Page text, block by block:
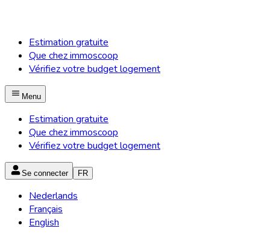
Estimation gratuite
Que chez immoscoop
Vérifiez votre budget logement
Menu
Estimation gratuite
Que chez immoscoop
Vérifiez votre budget logement
Se connecter FR
Nederlands
Français
English